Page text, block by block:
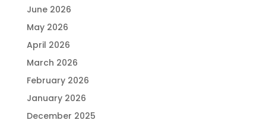
June 2026
May 2026
April 2026
March 2026
February 2026
January 2026
December 2025